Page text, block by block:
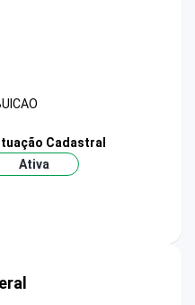
Cadastral
Ativa